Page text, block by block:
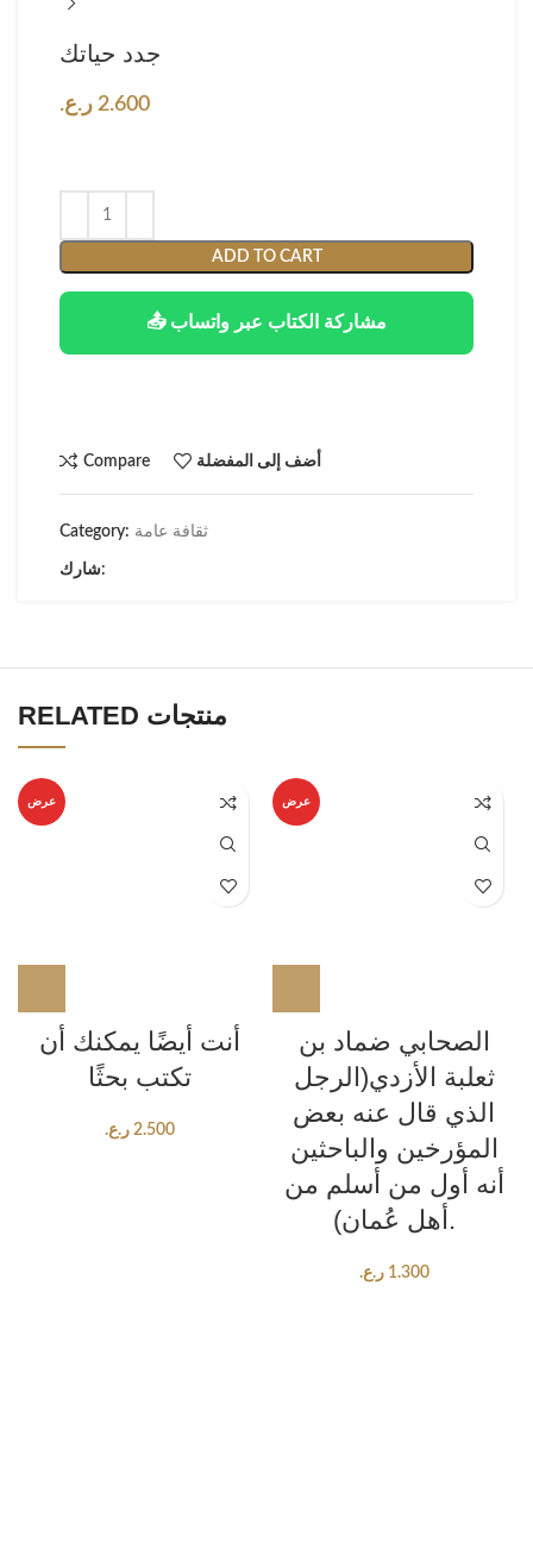
جدد حياتك
2.600 ر.ع.
ADD TO CART
📤 مشاركة الكتاب عبر واتساب
Compare أضف إلى المفضلة
Category: ثقافة عامة
شارك:
RELATED منتجات
عرض
أنت أيضًا يمكنك أن
تكتب بحثًا
2.500 ر.ع.
عرض
الصحابي ضماد بن
ثعلبة الأزدي(الرجل
الذي قال عنه بعض
المؤرخين والباحثين
أنه أول من أسلم من
أهل عُمان).
1.300 ر.ع.